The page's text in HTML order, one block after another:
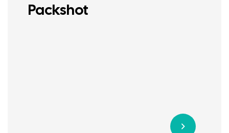
Packshot